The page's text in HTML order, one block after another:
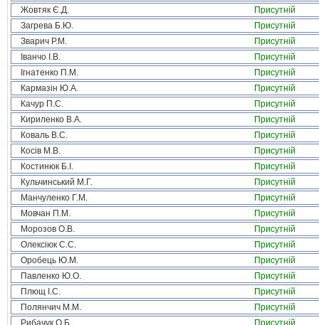
Жовтяк Є.Д.
Присутній
Загрева Б.Ю.
Присутній
Зварич Р.М.
Присутній
Іванчо І.В.
Присутній
Ігнатенко П.М.
Присутній
Кармазін Ю.А.
Присутній
Качур П.С.
Присутній
Кириленко В.А.
Присутній
Коваль В.С.
Присутній
Косів М.В.
Присутній
Костинюк Б.І.
Присутній
Кульчинський М.Г.
Присутній
Манчуленко Г.М.
Присутній
Мовчан П.М.
Присутній
Морозов О.В.
Присутній
Олексіюк С.С.
Присутній
Оробець Ю.М.
Присутній
Павленко Ю.О.
Присутній
Плющ І.С.
Присутній
Полянчич М.М.
Присутній
Рибачук О.Б.
Присутній